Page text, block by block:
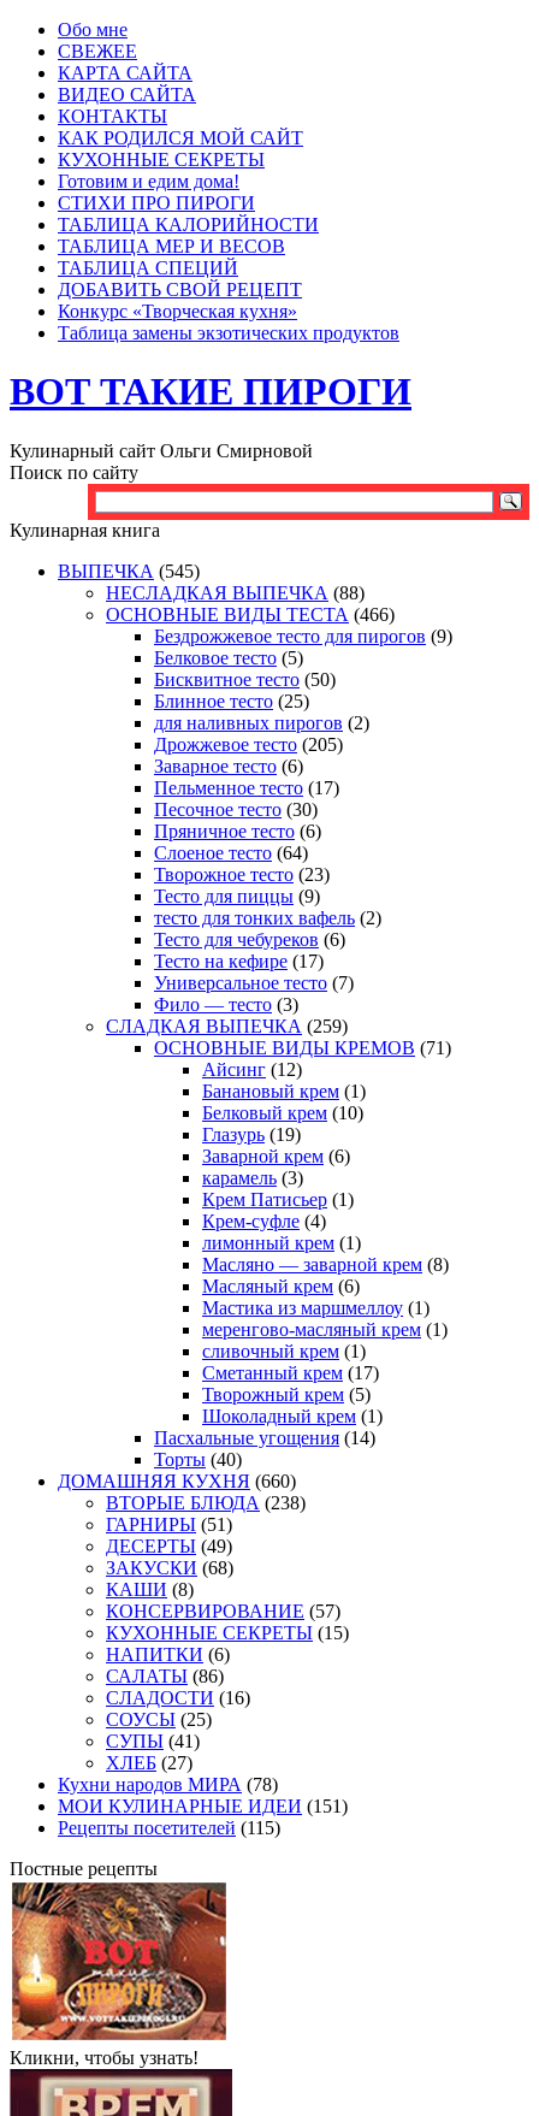
Обо мне
СВЕЖЕЕ
КАРТА САЙТА
ВИДЕО САЙТА
КОНТАКТЫ
КАК РОДИЛСЯ МОЙ САЙТ
КУХОННЫЕ СЕКРЕТЫ
Готовим и едим дома!
СТИХИ ПРО ПИРОГИ
ТАБЛИЦА КАЛОРИЙНОСТИ
ТАБЛИЦА МЕР И ВЕСОВ
ТАБЛИЦА СПЕЦИЙ
ДОБАВИТЬ СВОЙ РЕЦЕПТ
Конкурс «Творческая кухня»
Таблица замены экзотических продуктов
ВОТ ТАКИЕ ПИРОГИ
Кулинарный сайт Ольги Смирновой
Поиск по сайту
Кулинарная книга
ВЫПЕЧКА (545)
НЕСЛАДКАЯ ВЫПЕЧКА (88)
ОСНОВНЫЕ ВИДЫ ТЕСТА (466)
Бездрожжевое тесто для пирогов (9)
Белковое тесто (5)
Бисквитное тесто (50)
Блинное тесто (25)
для наливных пирогов (2)
Дрожжевое тесто (205)
Заварное тесто (6)
Пельменное тесто (17)
Песочное тесто (30)
Пряничное тесто (6)
Слоеное тесто (64)
Творожное тесто (23)
Тесто для пиццы (9)
тесто для тонких вафель (2)
Тесто для чебуреков (6)
Тесто на кефире (17)
Универсальное тесто (7)
Фило — тесто (3)
СЛАДКАЯ ВЫПЕЧКА (259)
ОСНОВНЫЕ ВИДЫ КРЕМОВ (71)
Айсинг (12)
Банановый крем (1)
Белковый крем (10)
Глазурь (19)
Заварной крем (6)
карамель (3)
Крем Патисьер (1)
Крем-суфле (4)
лимонный крем (1)
Масляно — заварной крем (8)
Масляный крем (6)
Мастика из маршмеллоу (1)
меренгово-масляный крем (1)
сливочный крем (1)
Сметанный крем (17)
Творожный крем (5)
Шоколадный крем (1)
Пасхальные угощения (14)
Торты (40)
ДОМАШНЯЯ КУХНЯ (660)
ВТОРЫЕ БЛЮДА (238)
ГАРНИРЫ (51)
ДЕСЕРТЫ (49)
ЗАКУСКИ (68)
КАШИ (8)
КОНСЕРВИРОВАНИЕ (57)
КУХОННЫЕ СЕКРЕТЫ (15)
НАПИТКИ (6)
САЛАТЫ (86)
СЛАДОСТИ (16)
СОУСЫ (25)
СУПЫ (41)
ХЛЕБ (27)
Кухни народов МИРА (78)
МОИ КУЛИНАРНЫЕ ИДЕИ (151)
Рецепты посетителей (115)
Постные рецепты
Кликни, чтобы узнать!